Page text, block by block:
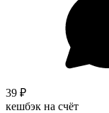
39 ₽
кешбэк на счёт